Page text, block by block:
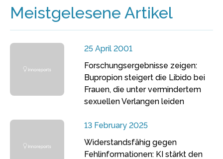
Meistgelesene Artikel
25 April 2001
Forschungsergebnisse zeigen:
Bupropion steigert die Libido bei
Frauen, die unter vermindertem
sexuellen Verlangen leiden
13 February 2025
Widerstandsfähig gegen
Fehlinformationen: KI stärkt den